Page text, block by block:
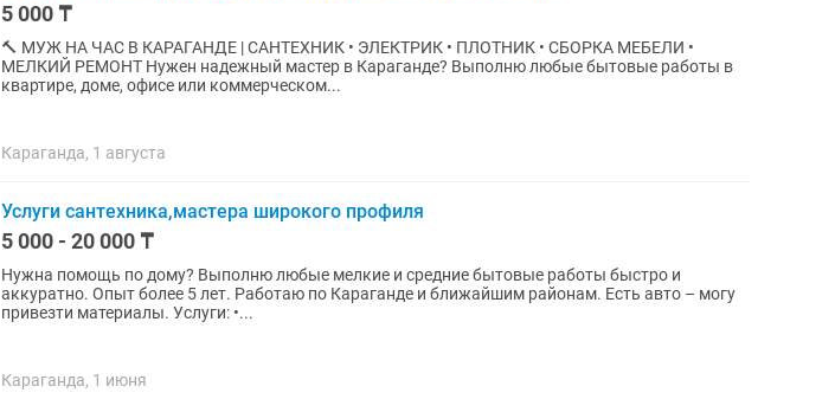
5 000 ₸
🔨 МУЖ НА ЧАС В КАРАГАНДЕ | САНТЕХНИК • ЭЛЕКТРИК • ПЛОТНИК • СБОРКА МЕБЕЛИ •
МЕЛКИЙ РЕМОНТ Нужен надежный мастер в Караганде? Выполню любые бытовые работы в
квартире, доме, офисе или коммерческом...
Караганда, 1 августа
Услуги сантехника,мастера широкого профиля
5 000 - 20 000 ₸
Нужна помощь по дому? Выполню любые мелкие и средние бытовые работы быстро и
аккуратно. Опыт более 5 лет. Работаю по Караганде и ближайшим районам. Есть авто – могу
привезти материалы. Услуги: •...
Караганда, 1 июня